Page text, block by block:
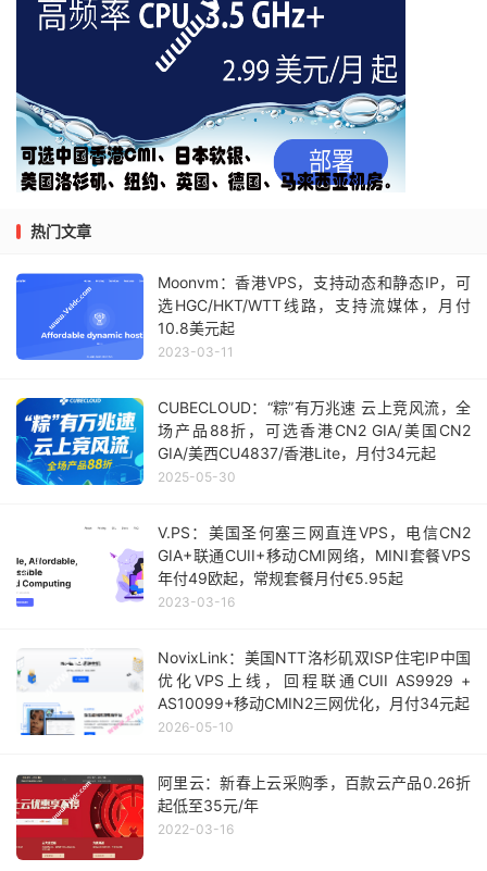
热门文章
Moonvm：香港VPS，支持动态和静态IP，可
选HGC/HKT/WTT线路，支持流媒体，月付
10.8美元起
2023-03-11
CUBECLOUD：“粽”有万兆速 云上竞风流，全
场产品88折，可选香港CN2 GIA/美国CN2
GIA/美西CU4837/香港Lite，月付34元起
2025-05-30
V.PS：美国圣何塞三网直连VPS，电信CN2
GIA+联通CUII+移动CMI网络，MINI套餐VPS
年付49欧起，常规套餐月付€5.95起
2023-03-16
NovixLink：美国NTT洛杉矶双ISP住宅IP中国
优化VPS上线，回程联通CUII AS9929 +
AS10099+移动CMIN2三网优化，月付34元起
2026-05-10
阿里云：新春上云采购季，百款云产品0.26折
起低至35元/年
2022-03-16